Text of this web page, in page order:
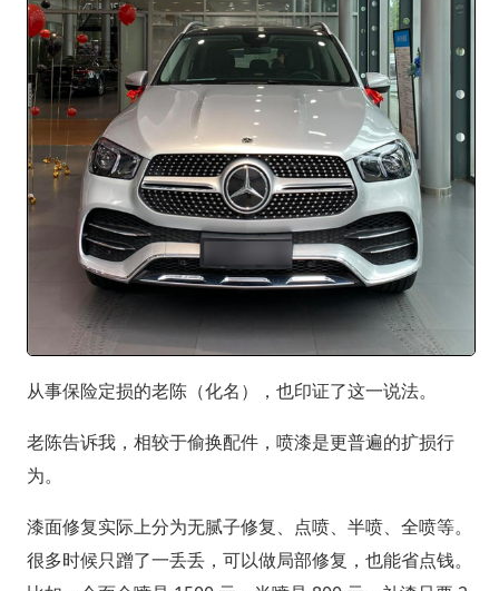
从事保险定损的老陈（化名），也印证了这一说法。
老陈告诉我，相较于偷换配件，喷漆是更普遍的扩损行
为。
漆面修复实际上分为无腻子修复、点喷、半喷、全喷等。
很多时候只蹭了一丢丢，可以做局部修复，也能省点钱。